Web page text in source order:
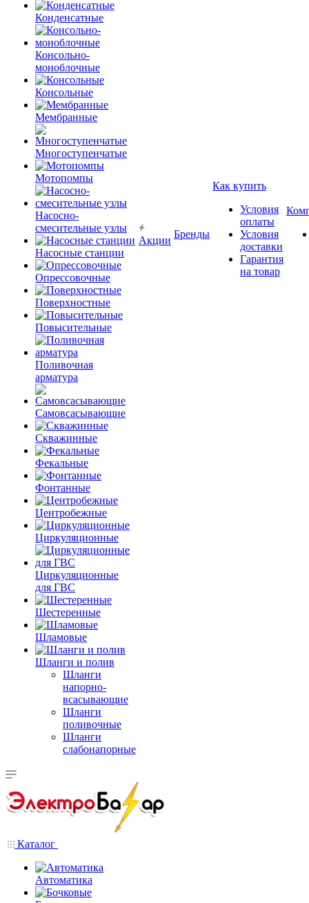
Конденсатные
Консольно-
моноблочные
Консольные
Мембранные
Многоступенчатые
Мотопомпы
Насосно-
смесительные узлы
Насосные станции
Опрессовочные
Поверхностные
Повысительные
Поливочная
арматура
Самовсасывающие
Скважинные
Фекальные
Фонтанные
Центробежные
Циркуляционные
Циркуляционные
для ГВС
Шестеренные
Шламовые
Шланги и полив
Шланги
напорно-
всасывающие
Шланги
поливочные
Шланги
слабонапорные
Акции
Бренды
Как купить
Условия
оплаты
Условия
доставки
Гарантия
на товар
Каталог
Автоматика